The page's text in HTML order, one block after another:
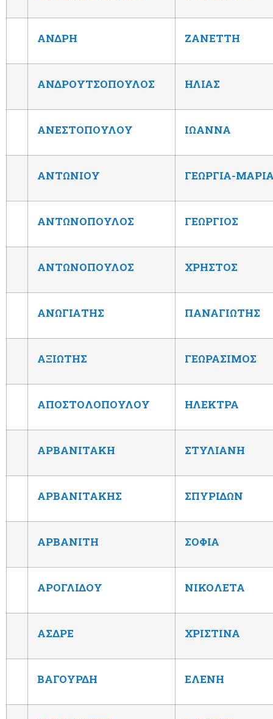
ΑΝΔΡΗ ΖΑΝΕΤΤΗ
ΑΝΔΡΟΥΤΣΟΠΟΥΛΟΣ ΗΛΙΑΣ
ΑΝΕΣΤΟΠΟΥΛΟΥ ΙΩΑΝΝΑ
ΑΝΤΩΝΙΟΥ ΓΕΩΡΓΙΑ-
ΑΝΤΩΝΟΠΟΥΛΟΣ ΓΕΩΡΓΙΟΣ
ΑΝΤΩΝΟΠΟΥΛΟΣ ΧΡΗΣΤΟΣ
ΑΝΩΓΙΑΤΗΣ ΠΑΝΑΓΙΩΤΗΣ
ΑΞΙΩΤΗΣ ΓΕΩΡΑΣΙΜΟΣ
ΑΠΟΣΤΟΛΟΠΟΥΛΟΥ ΗΛΕΚΤΡΑ
ΑΡΒΑΝΙΤΑΚΗ ΣΤΥΛΙΑΝΗ
ΑΡΒΑΝΙΤΑΚΗΣ ΣΠΥΡΙΔΩΝ
ΑΡΒΑΝΙΤΗ ΣΟΦΙΑ
ΑΡΟΓΛΙΔΟΥ ΝΙΚΟΛΕΤΑ
ΑΣΔΡΕ ΧΡΙΣΤΙΝΑ
ΒΑΓΟΥΡΔΗ ΕΛΕΝΗ